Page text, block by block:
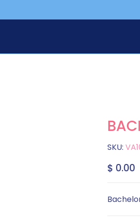
SKU:
$ 0.00